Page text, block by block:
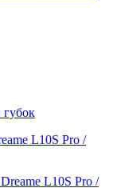
губок
L10S Prо /